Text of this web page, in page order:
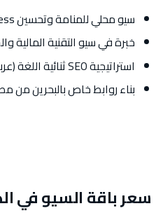
سيو محلي للمنامة وتحسين Google Business
خبرة في سيو التقنية المالية
استراتيجية SEO ثنائية اللغة (عربي وإنجليزي)
بناء روابط خاص بالبحرين من
سعر باقة السيو في